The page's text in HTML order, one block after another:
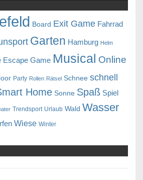
Board Exit Game Fahrrad
Garten Hamburg Helm
Escape Game Musical Online
Party Rollen Rätsel Schnee schnell
Home Sonne Spaß Spiel
Trendsport Urlaub Wald Wasser
Wiese Winter